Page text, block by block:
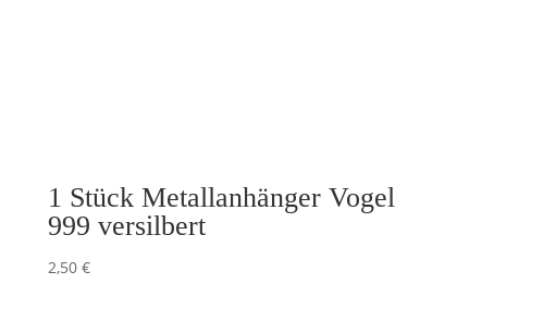
1 Stück Metallanhänger Vogel
999 versilbert
2,50€